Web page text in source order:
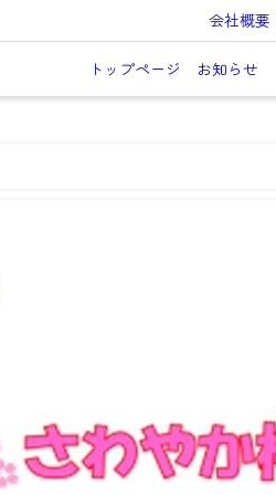
会社概要
トップページ お知らせ